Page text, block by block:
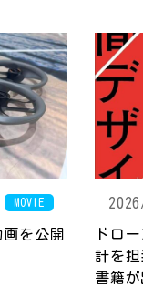
MOVIE
を公開
ドロ
計を
書籍が